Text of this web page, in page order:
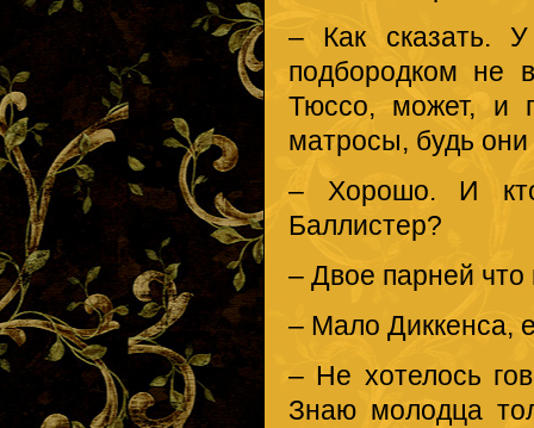
– Как сказать.
подбородком не
Тюссо, может, и
матросы, будь
– Хорошо. И
Баллистер?
– Двое парней
– Мало Диккенса,
– Не хотелось
Знаю молодца